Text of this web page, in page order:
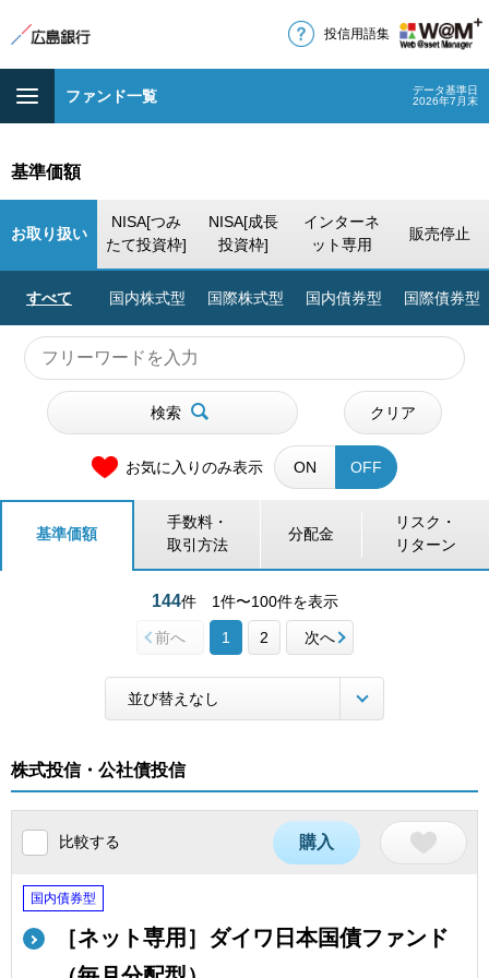
投信用語集
ファンド一覧
データ基準日
2026年7月末
基準価額
お取り扱い
NISA[つみ
たて投資枠]
NISA[成長
投資枠]
インターネ
ット専用
販売停止
すべて 国内株式型 国際株式型 国内債券型 国際債券型
検索 クリア
お気に入りのみ表示 ON OFF
基準価額
手数料・
取引方法
分配金
リスク・
リターン
144件 1件〜100件を表示
前へ 1 2 次へ
株式投信・公社債投信
比較する 購入
国内債券型
［ネット専用］ダイワ日本国債ファンド